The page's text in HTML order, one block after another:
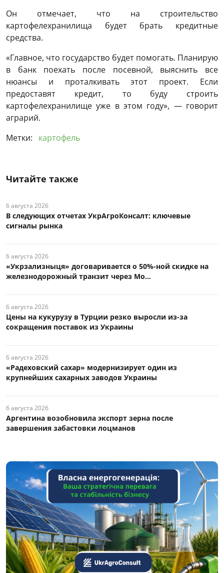
Он отмечает, что на строительство
картофелехранилища будет брать кредитные
средства.
«Главное, что государство будет помогать. Планирую
в банк поехать после посевной, выяснить все
нюансы и проталкивать этот проект. Если
предоставят кредит, то буду строить
картофелехранилище уже в этом году», — говорит
аграрий.
Метки:
картофель
Читайте также
6 августа 2026
В следующих отчетах УкрАгроКонсалт: ключевые
сигналы рынка
6 августа 2026
«Укрзализныця» договаривается о 50%-ной скидке на
железнодорожный транзит через Мо...
6 августа 2026
Цены на кукурузу в Турции резко выросли из-за
сокращения поставок из Украины
6 августа 2026
«Радеховский сахар» модернизирует один из
крупнейших сахарных заводов Украины
6 августа 2026
Аргентина возобновила экспорт зерна после
завершения забастовки лоцманов